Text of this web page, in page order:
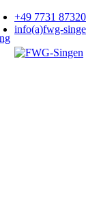
+49 7731 87320
info(a)fwg-